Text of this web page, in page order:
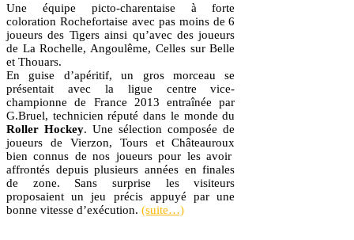
Une équipe picto-charentaise à forte
coloration Rochefortaise avec pas moins de 6
joueurs des Tigers ainsi qu’avec des joueurs
de La Rochelle, Angoulême, Celles sur Belle
et Thouars.
En guise d’apéritif, un gros morceau se
présentait avec la ligue centre vice-
championne de France 2013 entraînée par
G.Bruel, technicien réputé dans le monde du
Roller Hockey. Une sélection composée de
joueurs de Vierzon, Tours et Châteauroux
bien connus de nos joueurs pour les avoir
affrontés depuis plusieurs années en finales
de zone. Sans surprise les visiteurs
proposaient un jeu précis appuyé par une
bonne vitesse d’exécution. (suite…)